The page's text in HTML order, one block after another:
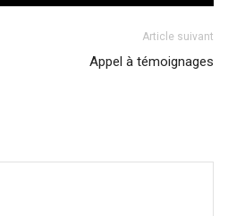
Article suivant
Appel à témoignages